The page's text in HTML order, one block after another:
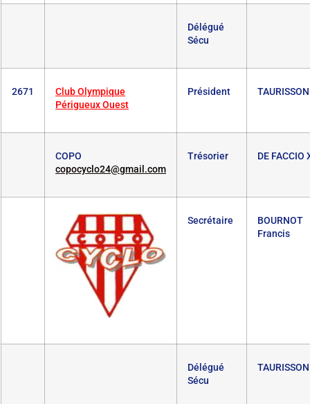
Délégué
Sécu
2671
Club Olympique
Périgueux Ouest
Président
COPO
copocyclo24@gmail.com
Trésorier DE FACCIO
Secrétaire
BOURNOT
Francis
Délégué
Sécu